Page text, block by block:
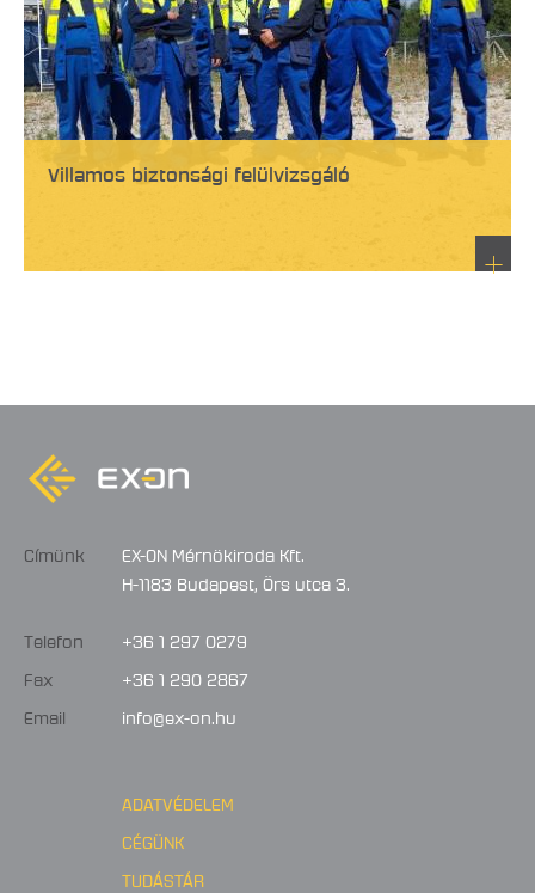
Villamos biztonsági felülvizsgáló
Címünk
EX-ON Mérnökiroda Kft.
H-1183 Budapest, Örs utca 3.
Telefon
+36 1 297 0279
Fax
+36 1 290 2867
Email
info@ex-on.hu
ADATVÉDELEM
CÉGÜNK
TUDÁSTÁR